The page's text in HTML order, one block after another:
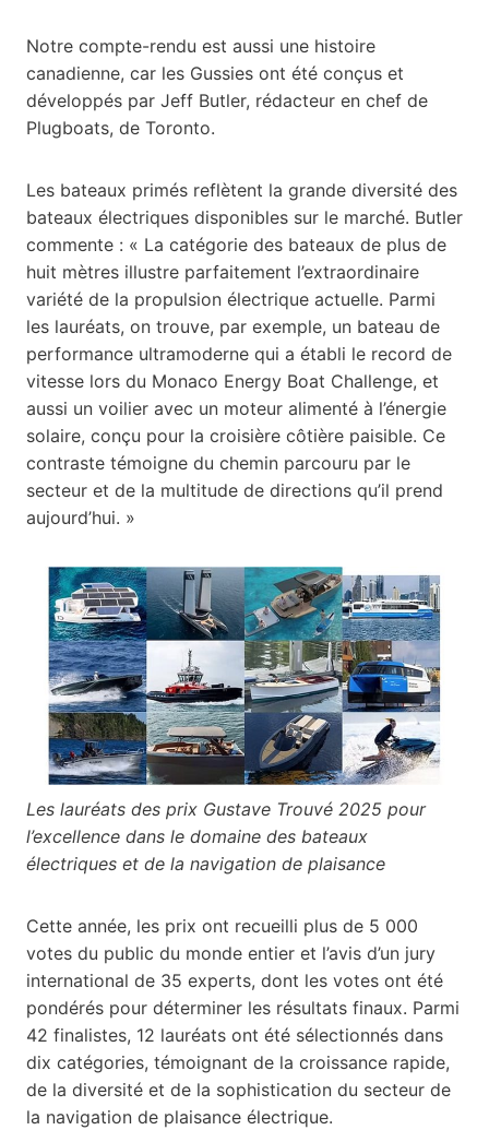
Notre compte-rendu est aussi une histoire
canadienne, car les Gussies ont été conçus et
développés par Jeff Butler, rédacteur en chef de
Plugboats, de Toronto.
Les bateaux primés reflètent la grande diversité des
bateaux électriques disponibles sur le marché. Butler
commente : « La catégorie des bateaux de plus de
huit mètres illustre parfaitement l’extraordinaire
variété de la propulsion électrique actuelle. Parmi
les lauréats, on trouve, par exemple, un bateau de
performance ultramoderne qui a établi le record de
vitesse lors du Monaco Energy Boat Challenge, et
aussi un voilier avec un moteur alimenté à l’énergie
solaire, conçu pour la croisière côtière paisible. Ce
contraste témoigne du chemin parcouru par le
secteur et de la multitude de directions qu’il prend
aujourd’hui. »
Les lauréats des prix Gustave Trouvé 2025 pour
l’excellence dans le domaine des bateaux
électriques et de la navigation de plaisance
Cette année, les prix ont recueilli plus de 5 000
votes du public du monde entier et l’avis d’un jury
international de 35 experts, dont les votes ont été
pondérés pour déterminer les résultats finaux. Parmi
42 finalistes, 12 lauréats ont été sélectionnés dans
dix catégories, témoignant de la croissance rapide,
de la diversité et de la sophistication du secteur de
la navigation de plaisance électrique.